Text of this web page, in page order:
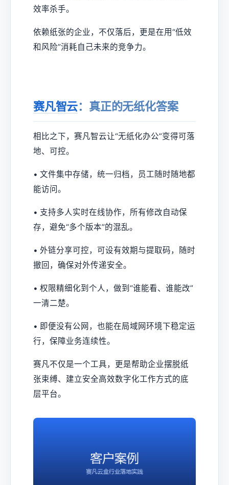
效率杀手。
依赖纸张的企业，不仅落后，更是在用“低效
和风险”消耗自己未来的竞争力。
赛凡智云：真正的无纸化答案
相比之下，赛凡智云让“无纸化办公”变得可落
地、可控。
• 文件集中存储，统一归档，员工随时随地都
能访问。
• 支持多人实时在线协作，所有修改自动保
存，避免“多个版本”的混乱。
• 外链分享可控，可设有效期与提取码，随时
撤回，确保对外传递安全。
• 权限精细化到个人，做到“谁能看、谁能改”
一清二楚。
• 即便没有公网，也能在局域网环境下稳定运
行，保障业务连续性。
赛凡不仅是一个工具，更是帮助企业摆脱纸
张束缚、建立安全高效数字化工作方式的底
层平台。